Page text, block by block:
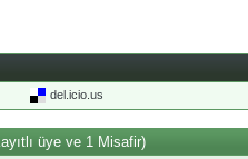
del.icio.us
üye ve 1 Misafir)